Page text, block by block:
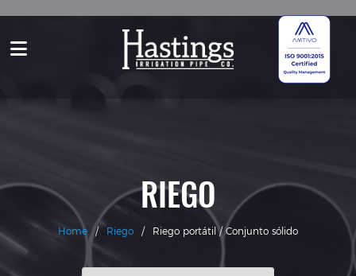
RIEGO
Home / Riego / Riego portátil / Conjunto sólido